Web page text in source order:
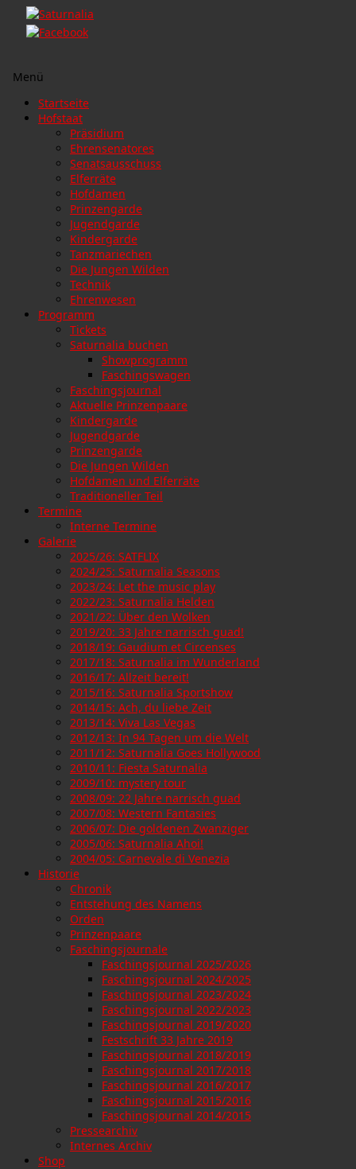
Menü
Zum
Inhalt
Startseite
Hofstaat
Präsidium
Ehrensenatores
Senatsausschuss
Elferräte
Hofdamen
Prinzengarde
Jugendgarde
Kindergarde
Tanzmariechen
Die Jungen Wilden
Technik
Ehrenwesen
Programm
Tickets
Saturnalia buchen
Showprogramm
Faschingswagen
Faschingsjournal
Aktuelle Prinzenpaare
Kindergarde
Jugendgarde
Prinzengarde
Die Jungen Wilden
Hofdamen und Elferräte
Traditioneller Teil
Termine
Interne Termine
Galerie
2025/26: SATFLIX
2024/25: Saturnalia Seasons
2023/24: Let the music play
2022/23: Saturnalia Helden
2021/22: Über den Wolken
2019/20: 33 Jahre narrisch guad!
2018/19: Gaudium et Circenses
2017/18: Saturnalia im Wunderland
2016/17: Allzeit bereit!
2015/16: Saturnalia Sportshow
2014/15: Ach, du liebe Zeit
2013/14: Viva Las Vegas
2012/13: In 94 Tagen um die Welt
2011/12: Saturnalia Goes Hollywood
2010/11: Fiesta Saturnalia
2009/10: mystery tour
2008/09: 22 Jahre narrisch guad
2007/08: Western Fantasies
2006/07: Die goldenen Zwanziger
2005/06: Saturnalia Ahoi!
2004/05: Carnevale di Venezia
Historie
Chronik
Entstehung des Namens
Orden
Prinzenpaare
Faschingsjournale
Faschingsjournal 2025/2026
Faschingsjournal 2024/2025
Faschingsjournal 2023/2024
Faschingsjournal 2022/2023
Faschingsjournal 2019/2020
Festschrift 33 Jahre 2019
Faschingsjournal 2018/2019
Faschingsjournal 2017/2018
Faschingsjournal 2016/2017
Faschingsjournal 2015/2016
Faschingsjournal 2014/2015
Pressearchiv
Internes Archiv
Shop